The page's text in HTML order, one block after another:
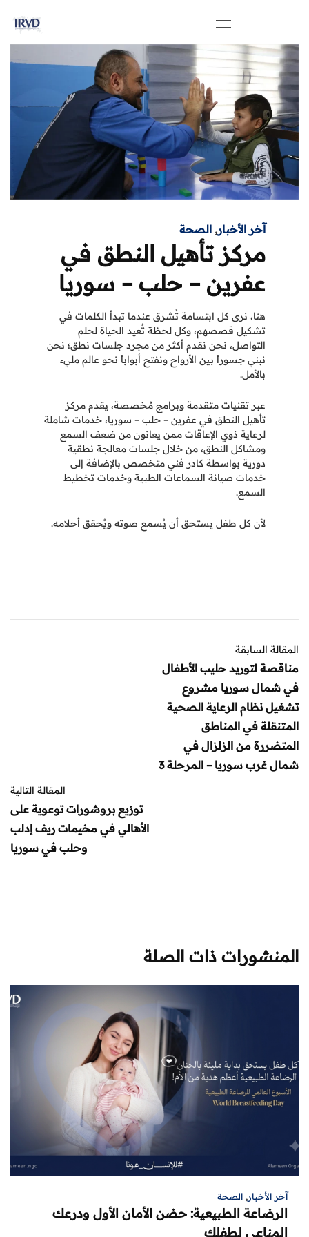
آخر الأخبار, الصحة
مركز تأهيل النطق في
عفرين – حلب – سوريا
هنا، نرى كل ابتسامة تُشرق عندما تبدأ الكلمات في
تشكيل قصصهم، وكل لحظة تُعيد الحياة لحلم
التواصل، نحن نقدم أكثر من مجرد جلسات نطق؛ نحن
نبني جسوراً بين الأرواح ونفتح أبواباً نحو عالم مليء
بالأمل.
عبر تقنيات متقدمة وبرامج مُخصصة، يقدم مركز
تأهيل النطق في عفرين – حلب – سوريا، خدمات شاملة
لرعاية ذوي الإعاقات ممن يعانون من ضعف السمع
ومشاكل النطق، من خلال جلسات معالجة نطقية
دورية بواسطة كادر فني متخصص بالإضافة إلى
خدمات صيانة السماعات الطبية وخدمات تخطيط
السمع.
لأن كل طفل يستحق أن يُسمع صوته ويُحقق أحلامه.
المقالة السابقة
مناقصة لتوريد حليب الأطفال
في شمال سوريا مشروع
تشغيل نظام الرعاية الصحية
المتنقلة في المناطق
المتضررة من الزلزال في
شمال غرب سوريا – المرحلة 3
المقالة التالية
توزيع بروشورات توعوية على
الأهالي في مخيمات ريف إدلب
وحلب في سوريا
المنشورات ذات الصلة
آخر الأخبار, الصحة
الرضاعة الطبيعية: حضن الأمان الأول ودرعك
المناعي لطفلك